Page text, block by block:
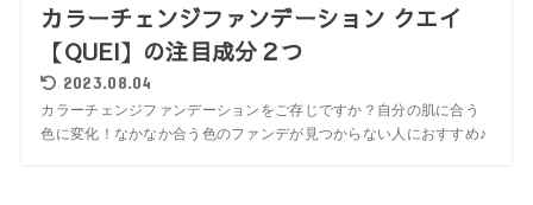
カラーチェンジファンデーション クエイ
【QUEI】の注目成分２つ
2023.08.04
カラーチェンジファンデーションをご存じですか？自分の肌に合う
色に変化！なかなか合う色のファンデが見つからない人におすすめ♪